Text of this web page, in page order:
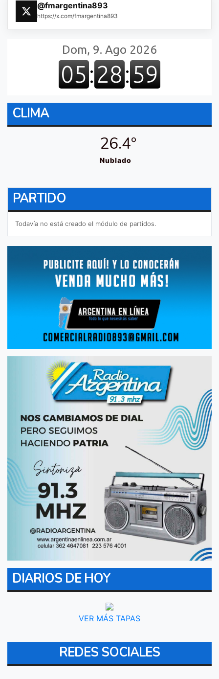
@fmargentina893
https://x.com/fmargentina893
CLIMA
26.4º
Nublado
PARTIDO
Todavía no está creado el módulo de partidos.
DIARIOS DE HOY
VER MÁS TAPAS
REDES SOCIALES